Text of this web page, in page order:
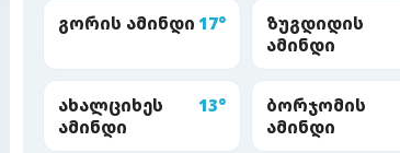
გორის ამინდი 17°
ზუგდიდის
ამინდი
ახალციხეს
ამინდი
13°
ბორჯომის
ამინდი